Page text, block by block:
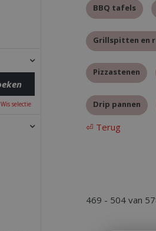
BBQ tafels
Grillspitten en
Pizzastenen
Drip pannen
⏎ Terug
469 - 504 van
Wis selectie